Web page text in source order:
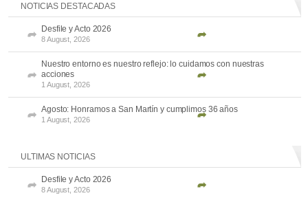
NOTICIAS DESTACADAS
Desfile y Acto 2026
8 August, 2026
Nuestro entorno es nuestro reflejo: lo cuidamos con nuestras
acciones
1 August, 2026
Agosto: Honramos a San Martín y cumplimos 36 años
1 August, 2026
ULTIMAS NOTICIAS
Desfile y Acto 2026
8 August, 2026